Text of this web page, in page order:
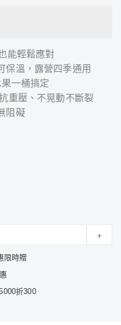
能輕鬆應對
保溫，露營四季通用
一桶搞定
重壓、不晃動不斷裂
阻礙
+
限時贈
折300